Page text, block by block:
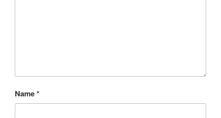
Name*